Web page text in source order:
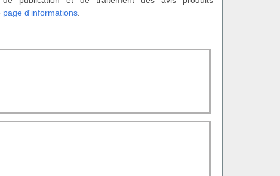
page d'informations